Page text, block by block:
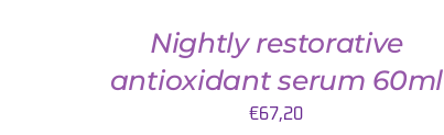
Nightly restorative
antioxidant serum 60ml
€67,20